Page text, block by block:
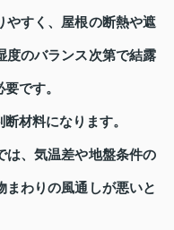
やすく、屋根の断熱や遮
度のバランス次第で結露
です。
材料になります。
は、気温差や地盤条件の
まわりの風通しが悪いと